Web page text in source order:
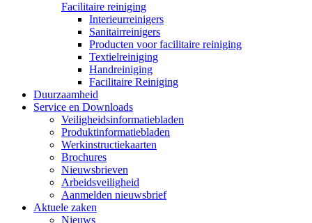
Facilitaire reiniging
Interieurreinigers
Sanitairreinigers
Producten voor facilitaire reiniging
Textielreiniging
Handreiniging
Facilitaire Reiniging
Duurzaamheid
Service en Downloads
Veiligheidsinformatiebladen
Produktinformatiebladen
Werkinstructiekaarten
Brochures
Nieuwsbrieven
Arbeidsveiligheid
Aanmelden nieuwsbrief
Aktuele zaken
Nieuws